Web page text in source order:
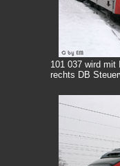
101 037 wird mit
rechts DB